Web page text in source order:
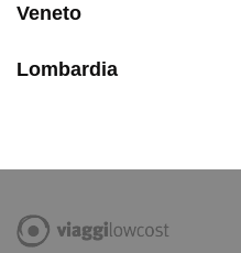
Veneto
Lombardia